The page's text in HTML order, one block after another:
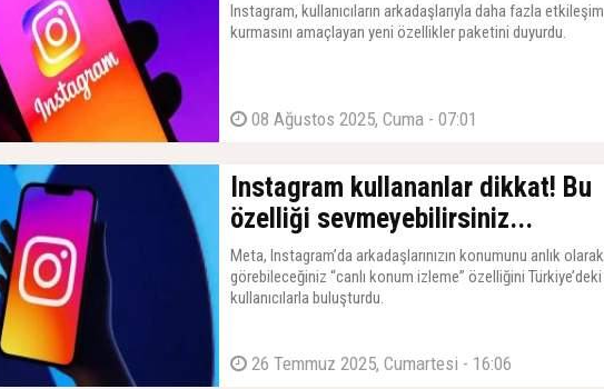
Instagram, kullanıcıların arkadaşlarıyla daha fazla etkileşim
kurmasını amaçlayan yeni özellikler paketini duyurdu.
08 Ağustos 2025, Cuma - 07:01
Instagram kullananlar dikkat! Bu
özelliği sevmeyebilirsiniz...
Meta, Instagram’da arkadaşlarınızın konumunu anlık olarak
görebileceğiniz “canlı konum izleme” özelliğini Türkiye’deki
kullanıcılarla buluşturdu.
26 Temmuz 2025, Cumartesi - 16:06